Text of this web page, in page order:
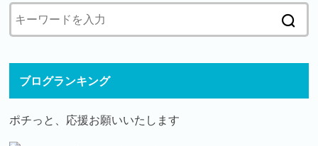
ブログランキング
ポチっと、応援お願いいたします